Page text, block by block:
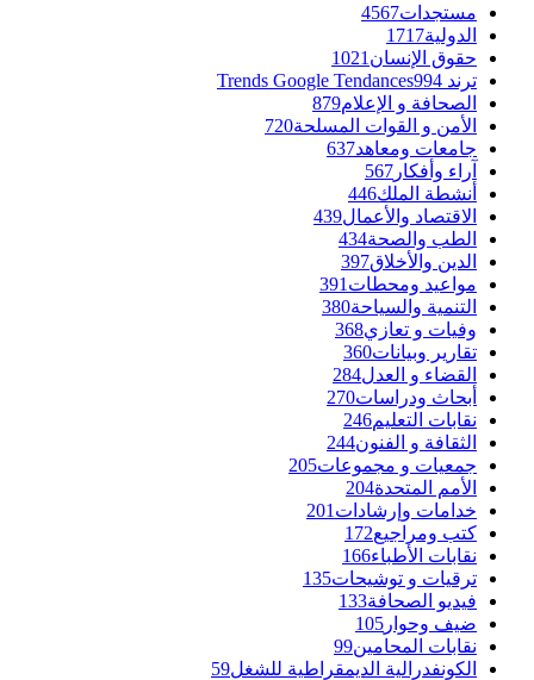
مستجدات4567
الدولية1717
حقوق الإنسان 1021
ترند Trends Google Tendances 994
الصحافة و الإعلام879
الأمن و القوات المسلحة720
جامعات ومعاهد637
آراء وأفكار 567
أنشطة الملك446
الاقتصاد والأعمال439
الطب والصحة434
الدين والأخلاق397
مواعيد ومحطات 391
التنمية والسياحة380
وفيات و تعازي368
تقارير وبيانات360
القضاء و العدل284
أبحاث ودراسات270
نقابات التعليم246
الثقافة و الفنون244
جمعيات و مجموعات205
الأمم المتحدة204
خدامات وإرشادات 201
كتب ومراجيع172
نقابات الأطباء166
ترقيات و توشيحات135
فيديو الصحافة133
ضيف وحوار 105
نقابات المحامين99
الكونفدرالية الديمقراطية للشغل59